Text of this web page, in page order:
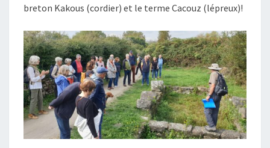
breton Kakous (cordier) et le terme Cacouz (lépreux)!